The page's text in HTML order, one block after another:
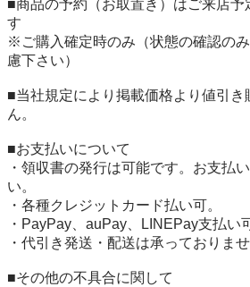
■商品の予約（お取置き）はご来店予
す
※ご購入確定時のみ（状態の確認の
慮下さい）
■当社規定により掲載価格より値引
ん。
■お支払いについて
・領収書の発行は可能です。お支払
い。
・各種クレジットカード払い可。
・PayPay、auPay、LINEPay支払い
・代引き発送・配送は承っておりませ
■その他の不具合に関して